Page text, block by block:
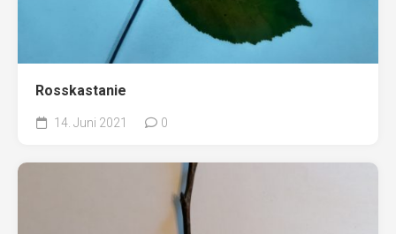
Rosskastanie
14. Juni 2021 0